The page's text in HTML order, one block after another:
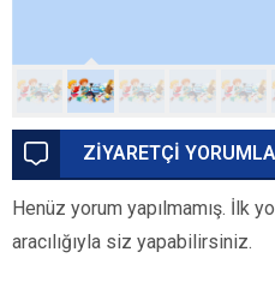
ZİYARETÇİ
Henüz yorum yapılmamış. İlk
aracılığıyla siz yapabilirsiniz.